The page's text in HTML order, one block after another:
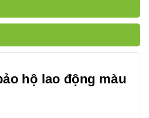
hộ lao động màu